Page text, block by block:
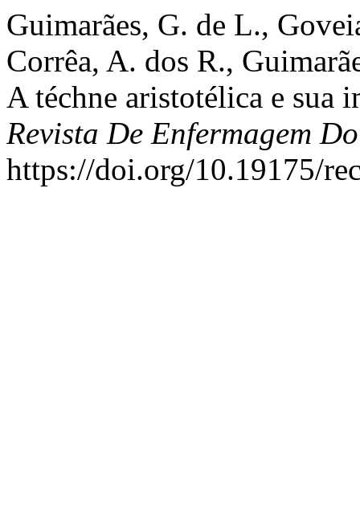
Guimarães, G. de L.,
Corrêa, A. dos R.,
A téchne aristotélica e sua
Revista De Enfermagem
https://doi.org/10.19175/